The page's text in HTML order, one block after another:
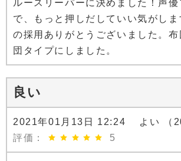
ルースリーパーに決めました！声
で、もっと押しだしていい気がし
の採用ありがとうございました。
団タイプにしました。
良い
2021年01月13日 12:24 よい （
評価：
5